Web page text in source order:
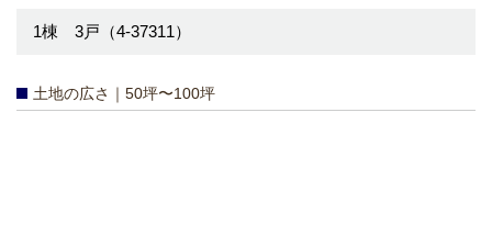
1棟 3戸（4-37311）
土地の広さ｜50坪〜100坪